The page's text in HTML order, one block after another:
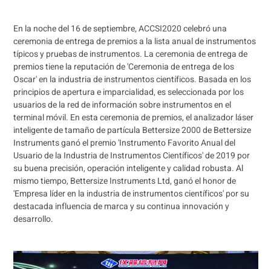
En la noche del 16 de septiembre, ACCSI2020 celebró una
ceremonia de entrega de premios a la lista anual de instrumentos
típicos y pruebas de instrumentos. La ceremonia de entrega de
premios tiene la reputación de 'Ceremonia de entrega de los
Oscar' en la industria de instrumentos científicos. Basada en los
principios de apertura e imparcialidad, es seleccionada por los
usuarios de la red de información sobre instrumentos en el
terminal móvil. En esta ceremonia de premios, el analizador láser
inteligente de tamaño de partícula Bettersize 2000 de Bettersize
Instruments ganó el premio 'Instrumento Favorito Anual del
Usuario de la Industria de Instrumentos Científicos' de 2019 por
su buena precisión, operación inteligente y calidad robusta. Al
mismo tiempo, Bettersize Instruments Ltd, ganó el honor de
'Empresa líder en la industria de instrumentos científicos' por su
destacada influencia de marca y su continua innovación y
desarrollo.